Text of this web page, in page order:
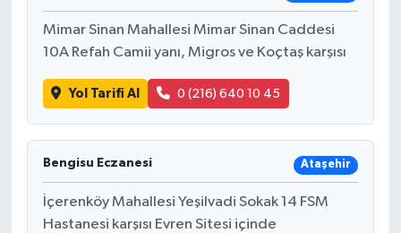
Mimar Sinan Mahallesi Mimar Sinan Caddesi
10A Refah Camii yanı, Migros ve Koçtaş karşısı
Yol Tarifi Al 0 (216) 640 10 45
Bengisu Eczanesi Ataşehir
İçerenköy Mahallesi Yeşilvadi Sokak 14 FSM
Hastanesi karşısı Evren Sitesi içinde